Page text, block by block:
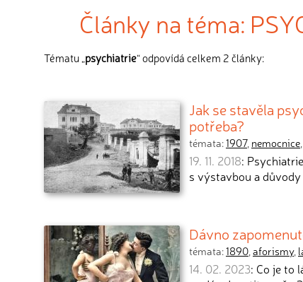
Články na téma:
Tématu „psychiatrie“ odpovídá celkem 2 články:
Jak se stavěla
potřeba?
témata:1907, nemocnice,
19. 11. 2018:
s výstavbou a
Dávno
témata:1890,aforismy,
14. 02. 2023: Co je to